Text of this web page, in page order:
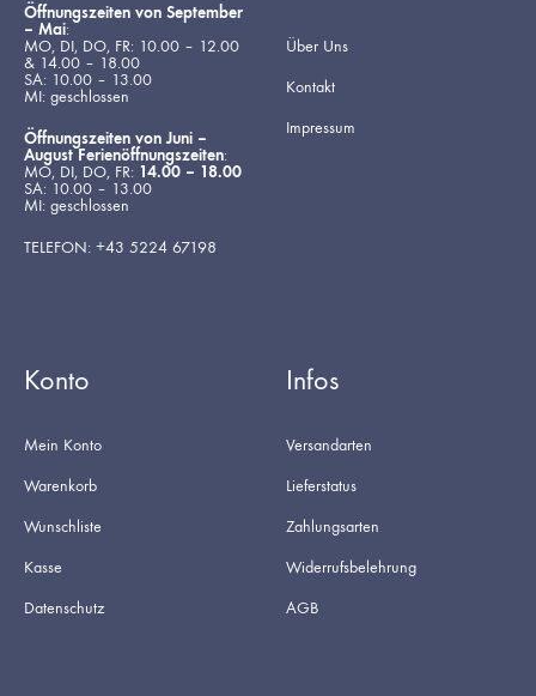
Öffnungszeiten von September
– Mai:
MO, DI, DO, FR: 10.00 – 12.00
& 14.00 – 18.00
SA: 10.00 – 13.00
MI: geschlossen
Öffnungszeiten von Juni –
August Ferienöffnungszeiten:
MO, DI, DO, FR: 14.00 – 18.00
SA: 10.00 – 13.00
MI: geschlossen
TELEFON: +43 5224 67198
Über Uns
Kontakt
Impressum
Konto
Mein Konto
Warenkorb
Wunschliste
Kasse
Datenschutz
Infos
Versandarten
Lieferstatus
Zahlungsarten
Widerrufsbelehrung
AGB